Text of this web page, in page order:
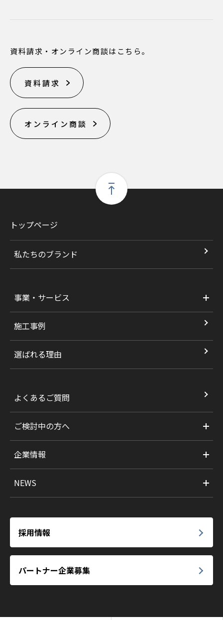
資料請求・オンライン商談はこちら。
資料請求
オンライン商談
トップページ
私たちのブランド
事業・サービス
施工事例
選ばれる理由
よくあるご質問
ご検討中の方へ
企業情報
NEWS
採用情報
パートナー企業募集